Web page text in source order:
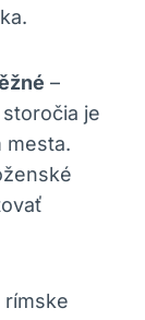
–
je
mesta.
rímske